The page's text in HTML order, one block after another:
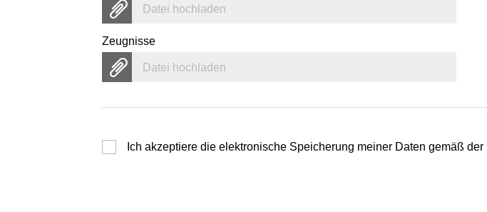
Datei hochladen
Zeugnisse
Datei hochladen
Ich akzeptiere die elektronische Speicherung meiner Daten gemäß der